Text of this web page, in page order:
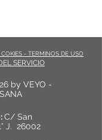
- TERMINOS DE USO
SERVICIO
by VEYO -
C/ San
J. 26002